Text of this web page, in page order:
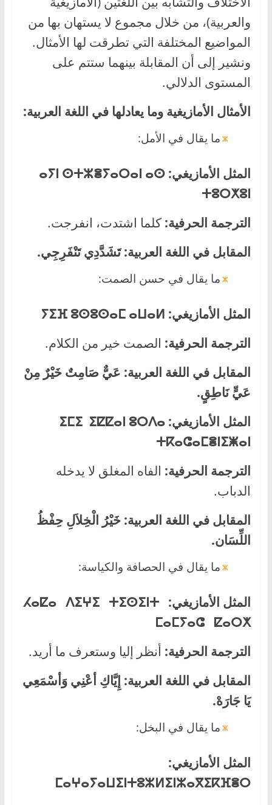
والعربية)، من خلال مجموع لا يستهان بها من
المواضيع المختلفة التي تطرقت لها الأمثال.
ونشير إلى أن المقابلة بينهما ستتم على
المستوى الدلالي.
الأمثال الأمازيغية وما يعادلها في اللغة العربية:
ما يقال في الأمل:
المثل الأمازيغي: ⴰⵢⵏ ⵙⵜⵣⴻⵢⴰⵔⴰⵏ ⴰⵙ
ⵜⵓⵔⵅⵓⵏ
الترجمة الحرفية: كلما اشتدت، انفرجت.
المقابل في اللغة العربية:تَشَدَّدِي تَنْفَرِجِي.
ما يقال في حسن الصمت:
المثل الأمازيغي: ⵢⵉⴼ ⵓⵙⵓⵙⴰⵎ ⴰⵡⴰⵍ
الترجمة الحرفية: الصمت خير من الكلام.
المقابل في اللغة العربية: عَيٌّ صَامِتٌ خَيْرٌ مِنْ
عَيٍّ نَاطِقٍ.
المثل الأمازيغي: ⵉⵎⵉ ⵉⵇⵇⴰⵏ ⵓⵔⴷⴰ
ⵜⴽⴰⵛⴰⵎⴻⵏⵉⵥⴰⵏ
الترجمة الحرفية: الفاه المغلق لا يدخله
الدباب.
المقابل في اللغة العربية: خَيْرُ الْخِلاَلِ حِفْظُ
اللِّسَان.
ما يقال في الحصافة والكياسة:
المثل الأمازيغي: ⵃⴰⵇⴰ ⴷⵉⵖⵉ ⵜⵉⵙⵉⵏⵜ
ⵎⴰⵎⵢⴰⵛ ⵇⴰⵔⵅ
الترجمة الحرفية: أنظر إليا وستعرف ما أريد.
المقابل في اللغة العربية: إِيَّاكِ أعْنِي وَأسْمَعِي
يَا جَارَهْ.
ما يقال في البخل:
المثل الأمازيغي:
ⵎⴰⵖⴰⵢⴰⵡⵉⵏⵜⵓⵣⵍⵉⵏⵣⴰⴳⵉⴽⴼⴻⵔ